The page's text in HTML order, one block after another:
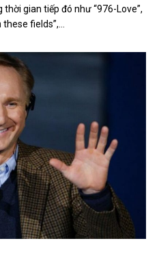
gian tiếp đó như “976-Love”,
these fields”,…